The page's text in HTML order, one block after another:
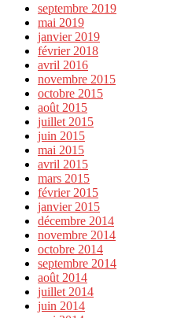
septembre 2019
mai 2019
janvier 2019
février 2018
avril 2016
novembre 2015
octobre 2015
août 2015
juillet 2015
juin 2015
mai 2015
avril 2015
mars 2015
février 2015
janvier 2015
décembre 2014
novembre 2014
octobre 2014
septembre 2014
août 2014
juillet 2014
juin 2014